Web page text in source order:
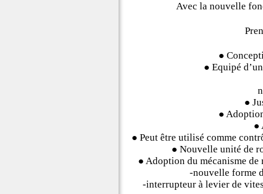
Avec la nouvelle
●
● Equipé
●
●
●
● Peut être utilisé comme
● Nouvelle unité de
● Adoption du mécanisme
-nouvelle forme
-interrupteur à levier de